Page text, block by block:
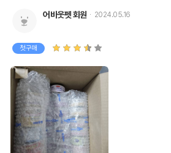
상품 필수 정보
품명 및 모델명
법에 의한 인증,허가 등을
받았음을 확인할수 있는
경우 그에 대한 사항
제조국 또는 원산지
제조자,수입품의 경우
수입자를 함께 표기
어바웃펫 회원 2024.05.16
첫구매